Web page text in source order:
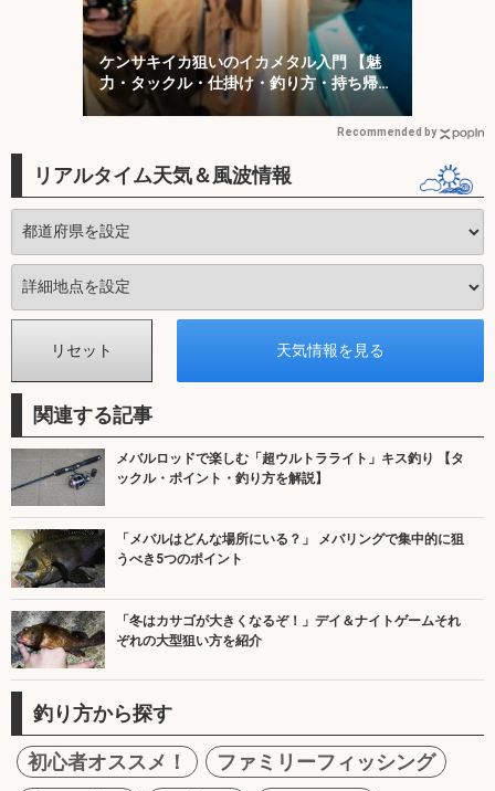
ケンサキイカ狙いのイカメタル入門 【魅
力・タックル・仕掛け・釣り方・持ち帰り
方を解説】
Recommended by
リアルタイム天気＆風波情報
関連する記事
メバルロッドで楽しむ「超ウルトラライト」キス釣り 【タ
ックル・ポイント・釣り方を解説】
「メバルはどんな場所にいる？」 メバリングで集中的に狙
うべき5つのポイント
「冬はカサゴが大きくなるぞ！」デイ＆ナイトゲームそれ
ぞれの大型狙い方を紹介
釣り方から探す
初心者オススメ！
ファミリーフィッシング